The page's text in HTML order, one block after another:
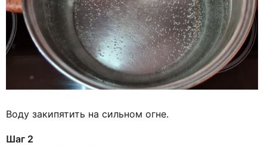
Воду закипятить на сильном огне.
Шаг 2